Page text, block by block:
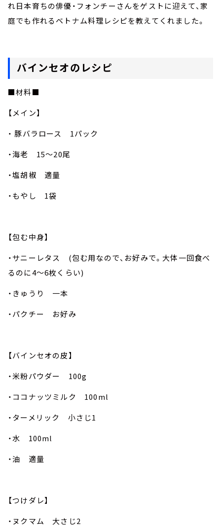
れ日本育ちの俳優・フォンチーさんをゲストに迎えて、家
庭でも作れるベトナム料理レシピを教えてくれました。
バインセオのレシピ
■材料■
【メイン】
・ 豚バラロース 1パック
・海老 15～20尾
・塩胡椒 適量
・もやし 1袋
【包む中身】
・サニーレタス (包む用なので、お好みで。大体一回食べ
るのに4～6枚くらい)
・きゅうり 一本
・パクチー お好み
【バインセオの皮】
・米粉パウダー 100g
・ココナッツミルク 100ml
・ターメリック 小さじ1
・水 100ml
・油 適量
【つけダレ】
・ヌクマム 大さじ2